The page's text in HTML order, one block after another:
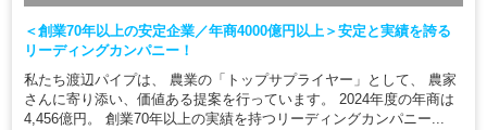
＜創業70年以上の安定企業／年商4000億円以上＞安定と実績を誇る
リーディングカンパニー！
私たち渡辺パイプは、 農業の「トップサプライヤー」として、 農家
さんに寄り添い、価値ある提案を行っています。 2024年度の年商は
4,456億円。 創業70年以上の実績を持つリーディングカンパニー...